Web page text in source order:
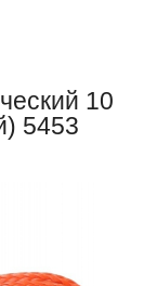
10
5453